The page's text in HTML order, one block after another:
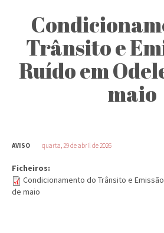
Trânsito e
Ruído em
maio
AVISO quarta, 29 de abril de 2026
Ficheiros:
Condicionamento do Trânsito e
de maio